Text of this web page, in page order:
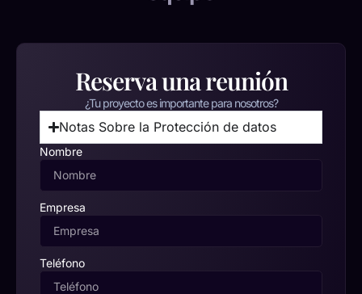
Reserva una reunión
¿Tu proyecto es importante para nosotros?
Notas Sobre la Protección de datos
Nombre
Empresa
Teléfono